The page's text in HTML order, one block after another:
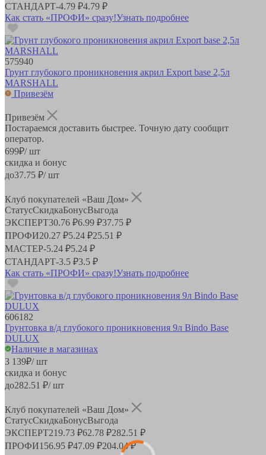
СТАНДАРТ-4.79 ₽4.79 ₽
Как стать «ПРОФИ» сразу!Узнать подробнее
575940
Грунт глубокого проникновения акрил Export base 2,5л
MARSHALL
Привезём
Привезём
Постараемся доставить быстрее. Точную дату сообщит
оператор.
699₽/ шт
скидка и бонус
до37.75 ₽/ шт
Клуб покупателей «Ваш Дом»
СтатусСкидкаБонусВыгода
ЭКСПЕРТ30.76 ₽6.99 ₽37.75 ₽
ПРОФИ20.27 ₽5.24 ₽25.51 ₽
МАСТЕР-5.24 ₽5.24 ₽
СТАНДАРТ-3.5 ₽3.5 ₽
Как стать «ПРОФИ» сразу!Узнать подробнее
606182
Грунтовка в/д глубокого проникновения 9л Bindo Base
DULUX
Наличие в магазинах
3 139₽/ шт
скидка и бонус
до282.51 ₽/ шт
Клуб покупателей «Ваш Дом»
СтатусСкидкаБонусВыгода
ЭКСПЕРТ219.73 ₽62.78 ₽282.51 ₽
ПРОФИ156.95 ₽47.09 ₽204.04 ₽